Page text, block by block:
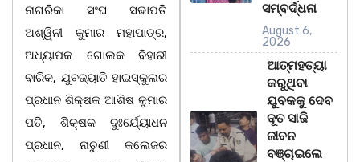
ନାଗରିକା ସଂଘ ସଭାପତି
ଅଶ୍ୱିନୀ କୁମାର ମହାପାତ୍ର,
ଅଧ୍ୟାପକ ଗୋଲକ ବିହାରୀ
ବାରିକ, ଯୁବଜ୍ୟାତି ହାଇସ୍କୁଲର
ପ୍ରଧାନ ଶିକ୍ଷକ ଆଶିଷ କୁମାର
ପତି, ଶିକ୍ଷକ ଦୁଃର୍ଯ୍ୟୋଧନ
ପ୍ରଧାନ, ନାଚୁଣୀ କଲେଜର
ସମ୍ବର୍ଦ୍ଧନା
August 6,
2026
ଆତ୍ମହତ୍ୟା
କରୁଥିବା
ଯୁବକକୁ ଦେବ
ଦୂତ ସାଜି
ଜୀବନ
ବଞ୍ଚାଇଲେ